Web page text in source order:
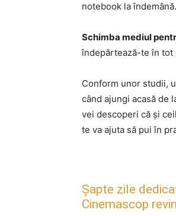
notebook la
Schimba mediul
îndepărtează-te în tot
Conform unor studii,
când ajungi acasă de
vei descoperi că și
te va ajuta să pui în
Șapte zile
Cinemascop